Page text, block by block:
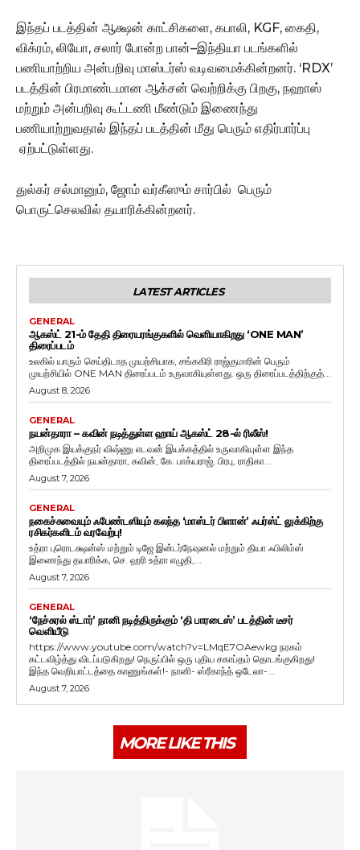
இந்தப் படத்தின் ஆக்ஷன் காட்சிகளை, கபாலி, KGF, கைதி,
விக்ரம், லியோ, சலார் போன்ற பான்–இந்தியா படங்களில்
பணியாற்றிய அன்பறிவு மாஸ்டர்ஸ் வடிவமைக்கின்றனர். ‘RDX’
படத்தின் பிரமாண்டமான ஆக்சன் வெற்றிக்கு பிறகு, நஹாஸ்
மற்றும் அன்பறிவு கூட்டணி மீண்டும் இணைந்து
பணியாற்றுவதால் இந்தப் படத்தின் மீது பெரும் எதிர்பார்ப்பு
ஏற்பட்டுள்ளது.
துல்கர் சல்மானும், ஜோம் வர்கீஸும் சார்பில் பெரும்
பொருட்செலவில் தயாரிக்கின்றனர்.
LATEST ARTICLES
GENERAL
ஆகஸ்ட் 21-ம் தேதி திரையரங்குகளில் வெளியாகிறது ‘ONE MAN’
திரைப்படம்
உலகில் யாரும் செய்திடாத முயற்சியாக, சங்ககிரி ராஜ்குமாரின் பெரும்
முயற்சியில் ONE MAN திரைப்படம் உருவாகியுள்ளது. ஒரு திரைப்படத்திற்குத்...
August 8, 2026
GENERAL
நயன்தாரா – கவின் நடித்துள்ள ஹாய் ஆகஸ்ட் 28-ல் ரிலீஸ்!
அறிமுக இயக்குநர் விஷ்ணு எடவன் இயக்கத்தில் உருவாகியுள்ள இந்த
திரைப்படத்தில் நயன்தாரா, கவின், கே. பாக்யராஜ், பிரபு, ராதிகா...
August 7, 2026
GENERAL
நகைச்சுவையும் ஃபேண்டஸியும் கலந்த ‘மாஸ்டர் பிளான்’ ஃபர்ஸ்ட் லுக்கிற்கு
ரசிகர்களிடம் வரவேற்பு!
உத்ரா புரொடக்ஷன்ஸ் மற்றும் டிஜே இன்டர்நேஷனல் மற்றும் தியா ஃபிலிம்ஸ்
இணைந்து தயாரிக்க, செ. ஹரி உத்ரா எழுதி,...
August 7, 2026
GENERAL
‘நேச்சுரல் ஸ்டார்’ நானி நடித்திருக்கும் ‘தி பாரடைஸ்’ படத்தின் டீசர்
வெளியீடு
https://www.youtube.com/watch?v=LMqE7OAewkg நரகம்
கட்டவிழ்த்து விடப்படுகிறது! நெருப்பில் ஒரு புதிய சகாப்தம் தொடங்குகிறது!
இந்த வெறியாட்டத்தை காணுங்கள்!- நானி- ஸ்ரீகாந்த் ஒடேலா-...
August 7, 2026
MORE LIKE THIS